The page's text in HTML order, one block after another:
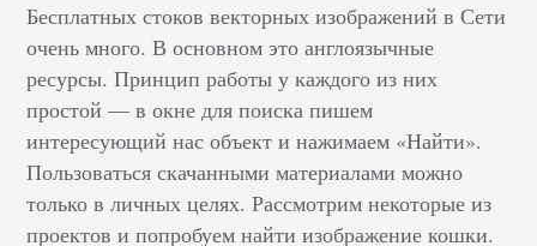
Бесплатных стоков векторных изображений в Сети
очень много. В основном это англоязычные
ресурсы. Принцип работы у каждого из них
простой — в окне для поиска пишем
интересующий нас объект и нажимаем «Найти».
Пользоваться скачанными материалами можно
только в личных целях. Рассмотрим некоторые из
проектов и попробуем найти изображение кошки.